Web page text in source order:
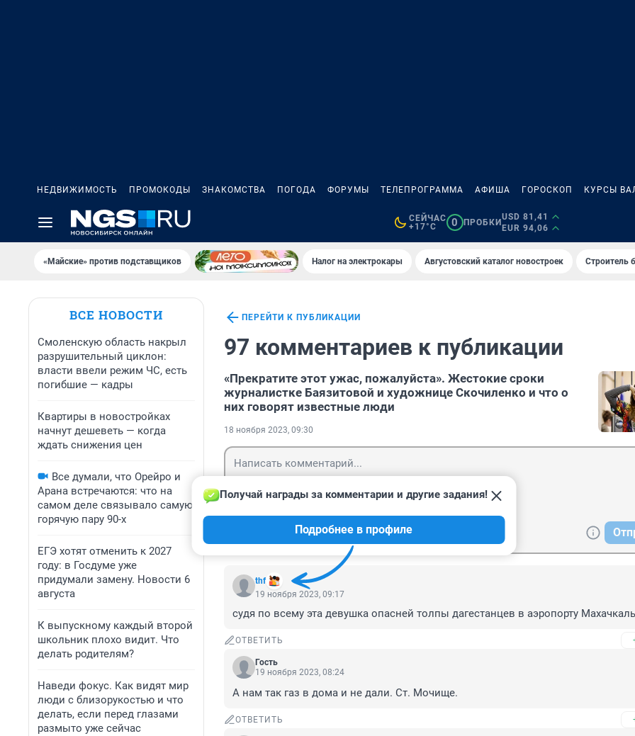
НЕДВИЖИМОСТЬ ПРОМОКОДЫ ЗНАКОМСТВА ПОГОДА ФОРУМЫ ТЕЛЕПРОГРАММА АФИША ГОРОСКОП КУРСЫ
СЕЙЧАС
+17°C
0 ПРОБКИ
USD 81,41
EUR 94,06
«Майские» против подставщиков Налог на электрокары Августовский каталог новостроек Строитель
ВСЕ НОВОСТИ
Смоленскую область накрыл
разрушительный циклон:
власти ввели режим ЧС, есть
погибшие — кадры
Квартиры в новостройках
начнут дешеветь — когда
ждать снижения цен
Все думали, что Орейро и
Арана встречаются: что на
самом деле связывало самую
горячую пару 90-х
ЕГЭ хотят отменить к 2027
году: в Госдуме уже
придумали замену. Новости 6
августа
К выпускному каждый второй
школьник плохо видит. Что
делать родителям?
Наведи фокус. Как видят мир
люди с близорукостью и что
делать, если перед глазами
размыто уже сейчас
ПЕРЕЙТИ К ПУБЛИКАЦИИ
97 комментариев к публикации
«Прекратите этот ужас, пожалуйста». Жестокие сроки
журналистке Баязитовой и художнице Скочиленко и что о
них говорят известные люди
18 ноября 2023, 09:30
thf
Получай награды за комментарии и другие задания!
Подробнее в профиле
19 ноября 2023, 09:17
судя по всему эта девушка опасней толпы дагестанцев в аэропорту
ОТВЕТИТЬ
Гость
19 ноября 2023, 08:24
А нам так газ в дома и не дали. Ст. Мочище.
ОТВЕТИТЬ